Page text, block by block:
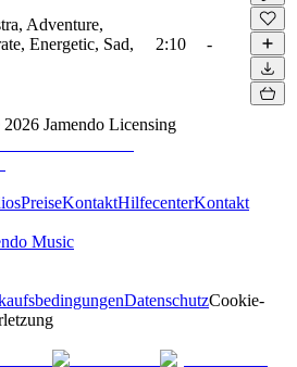
Adventure,
Energetic, Sad,
2:10 -
2026 Jamendo Licensing
PreiseKontaktHilfecenterKontakt
Music
DatenschutzCookie-